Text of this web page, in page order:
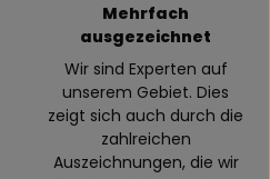
Mehrfach
ausgezeichnet
Wir sind Experten auf
unserem Gebiet. Dies
zeigt sich auch durch die
zahlreichen
Auszeichnungen, die wir